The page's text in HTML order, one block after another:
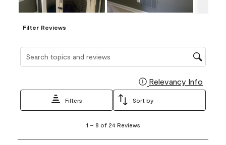
Filter Reviews
Relevancy Info
Filters Sort by
8
1 – 8 of 24 Reviews